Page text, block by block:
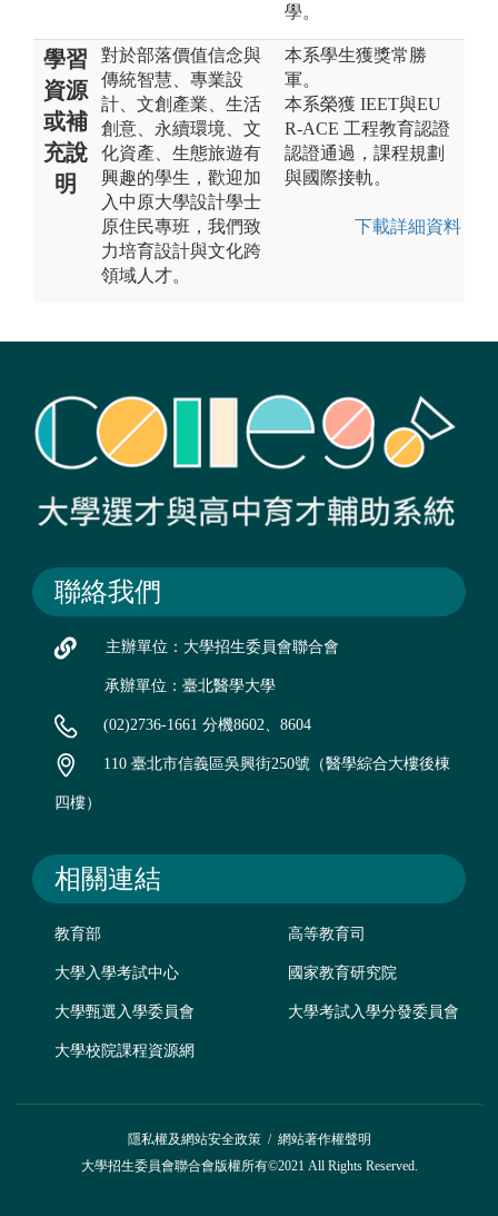
學。
學習
資源
或補
充說
明
對於部落價值信念與
傳統智慧、專業設
計、文創產業、生活
創意、永續環境、文
化資產、生態旅遊有
興趣的學生，歡迎加
入中原大學設計學士
原住民專班，我們致
力培育設計與文化跨
領域人才。
本系學生獲獎常勝
軍。
本系榮獲 IEET與EU
R‑ACE 工程教育認證
認證通過，課程規劃
與國際接軌。
下載詳細資料
聯絡我們
主辦單位：大學招生委員會聯合會
承辦單位：臺北醫學大學
(02)2736-1661 分機8602、8604
110 臺北市信義區吳興街250號（醫學綜合大樓後棟
四樓）
相關連結
教育部 高等教育司
大學入學考試中心 國家教育研究院
大學甄選入學委員會 大學考試入學分發委員會
大學校院課程資源網
隱私權及網站安全政策/ 網站著作權聲明
大學招生委員會聯合會版權所有©2021 All Rights Reserved.